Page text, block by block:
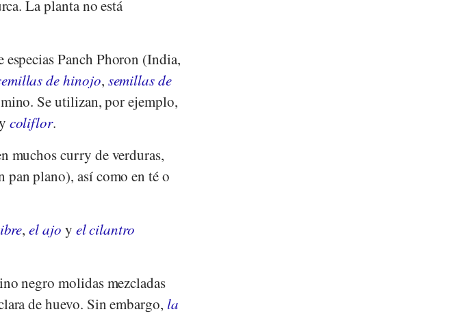
La planta no está
Panch Phoron (India,
de hinojo, semillas de
Se utilizan, por ejemplo,
coliflor.
muchos curry de verduras,
pan plano), así como en té o
,el ajo y el cilantro
negro molidas mezcladas
de huevo. Sin embargo, la